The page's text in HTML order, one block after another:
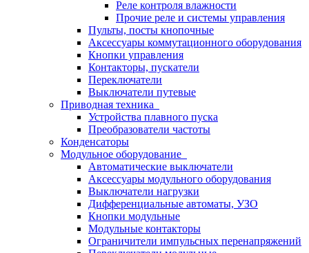
Реле контроля влажности
Прочие реле и системы управления
Пульты, посты кнопочные
Аксессуары коммутационного оборудования
Кнопки управления
Контакторы, пускатели
Переключатели
Выключатели путевые
Приводная техника
Устройства плавного пуска
Преобразователи частоты
Конденсаторы
Модульное оборудование
Автоматические выключатели
Аксессуары модульного оборудования
Выключатели нагрузки
Дифференциальные автоматы, УЗО
Кнопки модульные
Модульные контакторы
Ограничители импульсных перенапряжений